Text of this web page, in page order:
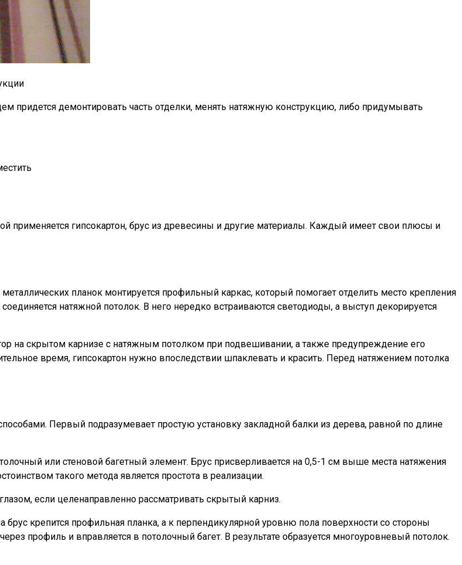
придется демонтировать часть отделки, менять натяжную конструкцию, либо придумывать
применяется гипсокартон, брус из древесины и другие материалы. Каждый имеет свои плюсы и
планок монтируется профильный каркас, который помогает отделить место крепления
натяжной потолок. В него нередко встраиваются светодиоды, а выступ декорируется
на скрытом карнизе с натяжным потолком при подвешивании, а также предупреждение его
время, гипсокартон нужно впоследствии шпаклевать и красить. Перед натяжением потолка
Первый подразумевает простую установку закладной балки из дерева, равной по длине
или стеновой багетный элемент. Брус присверливается на 0,5-1 см выше места натяжения
такого метода является простота в реализации.
если целенаправленно рассматривать скрытый карниз.
крепится профильная планка, а к перпендикулярной уровню пола поверхности со стороны
профиль и вправляется в потолочный багет. В результате образуется многоуровневый потолок.